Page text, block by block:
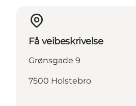
Få veibeskrivelse
Grønsgade 9
7500 Holstebro